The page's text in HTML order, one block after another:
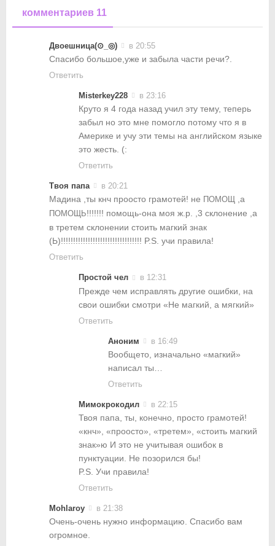
комментариев 11
Двоешница(⊙_◎) в 20:55
Спасибо большое,уже и забыла части речи?.
Ответить
Misterkey228 в 23:16
Круто я 4 года назад учил эту тему, теперь
забыл но это мне помогло потому что я в
Америке и учу эти темы на английском языке
это жесть. (:
Ответить
Твоя папа в 20:21
Мадина ,ты кнч проосто грамотей! не ПОМОЩ ,а
ПОМОЩЬ!!!!!!! помощь-она моя ж.р. ,3 склонение ,а
в третем склонении стоить магкий знак
(Ь)!!!!!!!!!!!!!!!!!!!!!!!!!!!!!!!!! P.S. учи правила!
Ответить
Простой чел в 12:31
Прежде чем исправлять другие ошибки, на
свои ошибки смотри «Не магкий, а мягкий»
Ответить
Аноним в 16:49
Вообщето, изначально «магкий»
написал ты…
Ответить
Мимокрокодил в 22:15
Твоя папа, ты, конечно, просто грамотей!
«кнч», «проосто», «третем», «стоить магкий
знак»ю И это не учитывая ошибок в
пунктуации. Не позорился бы!
P.S. Учи правила!
Ответить
Mohlaroy в 21:38
Очень-очень нужно информацию. Спасибо вам
огромное.